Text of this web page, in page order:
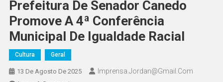
Prefeitura De Senador Canedo
Promove A 4ª Conferência
Municipal De Igualdade Racial
Cultura Geral
13 De Agosto De 2025 Imprensa.jordan@gmail.com